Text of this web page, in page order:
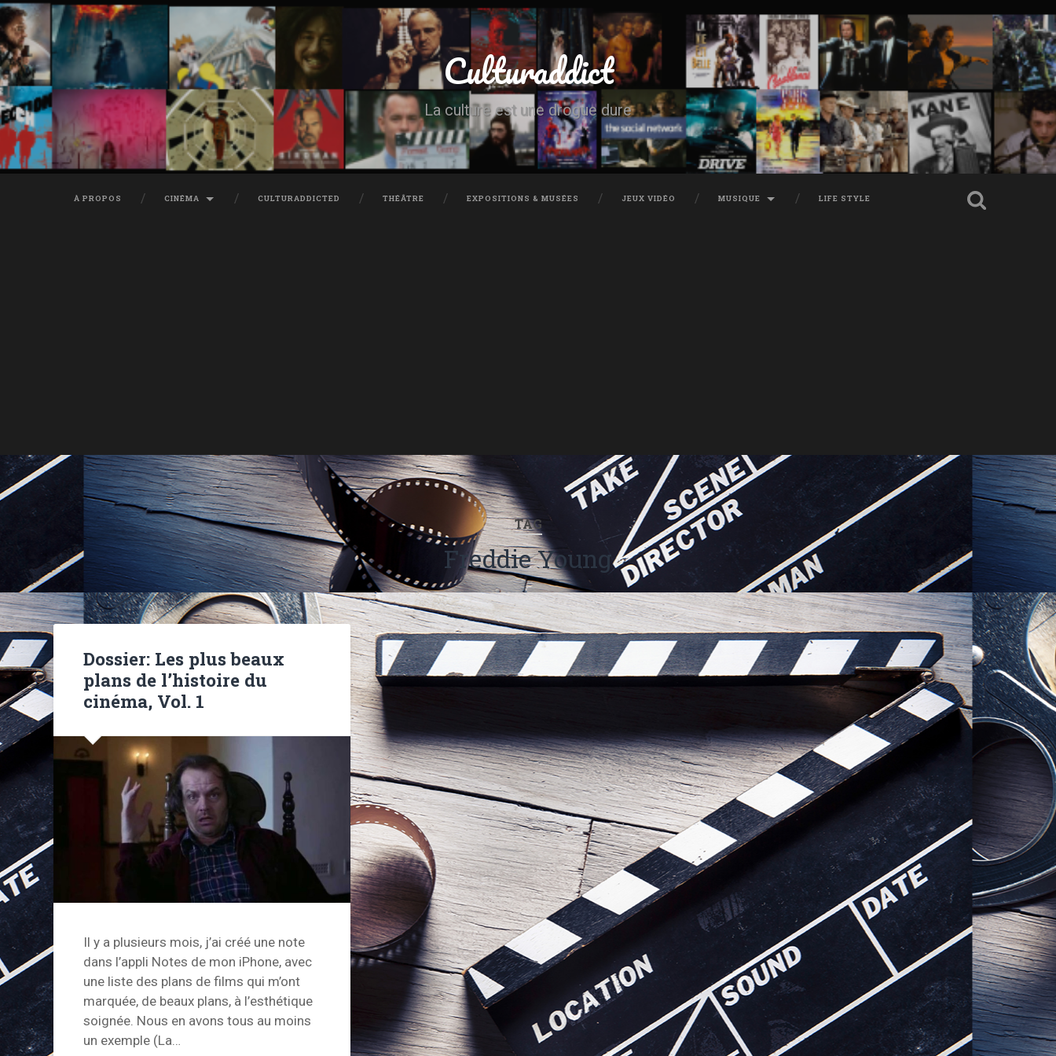
Culturaddict
La culture est une drogue dure
À PROPOS CINÉMA CULTURADDICTED THÉÂTRE EXPOSITIONS & MUSÉES JEUX VIDÉO MUSIQUE LIFE STYLE
TAG
Freddie Young
Dossier: Les plus beaux
plans de l’histoire du
cinéma, Vol. 1
Il y a plusieurs mois, j’ai créé une note
dans l’appli Notes de mon iPhone, avec
une liste des plans de films qui m’ont
marquée, de beaux plans, à l’esthétique
soignée. Nous en avons tous au moins
un exemple (La…